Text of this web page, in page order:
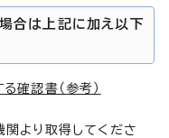
合は上記に加え以下
確認書（参考）
より取得してくださ